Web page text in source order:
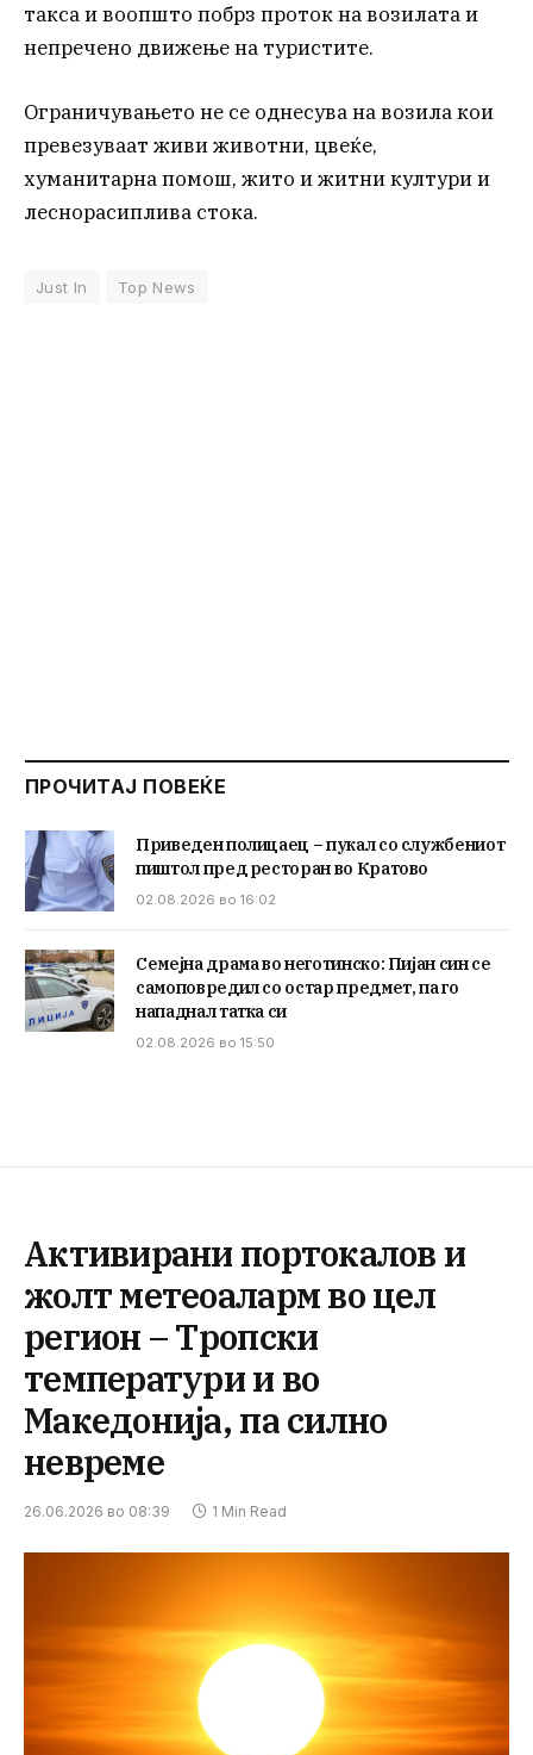
такса и воопшто побрз проток на возилата и
непречено движење на туристите.
Ограничувањето не се однесува на возила кои
превезуваат живи животни, цвеќе,
хуманитарна помош, жито и житни култури и
леснорасиплива стока.
Just In Top News
ПРОЧИТАЈ ПОВЕЌЕ
Приведен полицаец – пукал со службениот
пиштол пред ресторан во Кратово
02.08.2026 во 16:02
Семејна драма во неготинско: Пијан син се
самоповредил со остар предмет, па го
нападнал татка си
02.08.2026 во 15:50
Активирани портокалов и
жолт метеоаларм во цел
регион – Тропски
температури и во
Македонија, па силно
невреме
26.06.2026 во 08:39 1 Min Read